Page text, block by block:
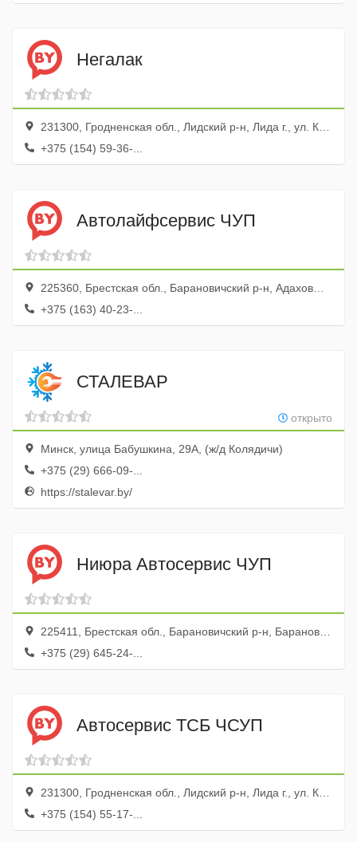
Негалак
231300, Гродненская обл., Лидский р-н, Лида г., ул. Кирова, 3, ком 25
+375 (154) 59-36-...
Автолайфсервис ЧУП
225360, Брестская обл., Барановичский р-н, Адаховщина дер., ул. Хуторская, 1
+375 (163) 40-23-...
СТАЛЕВАР
открыто
Минск, улица Бабушкина, 29А, (ж/д Колядичи)
+375 (29) 666-09-...
https://stalevar.by/
Ниюра Автосервис ЧУП
225411, Брестская обл., Барановичский р-н, Барановичи г., ул. Промышленная, 25а
+375 (29) 645-24-...
Автосервис ТСБ ЧСУП
231300, Гродненская обл., Лидский р-н, Лида г., ул. Крупской, 41
+375 (154) 55-17-...